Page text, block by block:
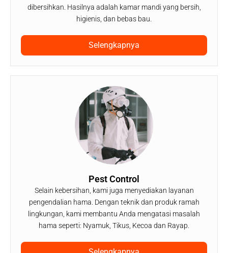
dibersihkan. Hasilnya adalah kamar mandi yang bersih,
higienis, dan bebas bau.
Selengkapnya
Pest Control
Selain kebersihan, kami juga menyediakan layanan
pengendalian hama. Dengan teknik dan produk ramah
lingkungan, kami membantu Anda mengatasi masalah
hama seperti: Nyamuk, Tikus, Kecoa dan Rayap.